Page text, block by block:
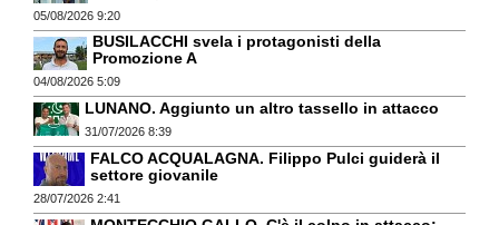
05/08/2026 9:20
BUSILACCHI svela i protagonisti della
Promozione A
04/08/2026 5:09
LUNANO. Aggiunto un altro tassello in attacco
31/07/2026 8:39
FALCO ACQUALAGNA. Filippo Pulci guiderà il
settore giovanile
28/07/2026 2:41